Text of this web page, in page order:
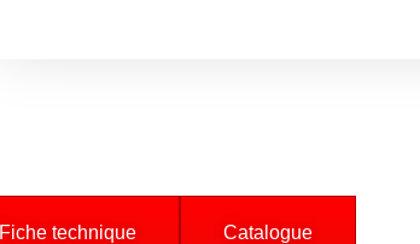
Fiche technique Catalogue